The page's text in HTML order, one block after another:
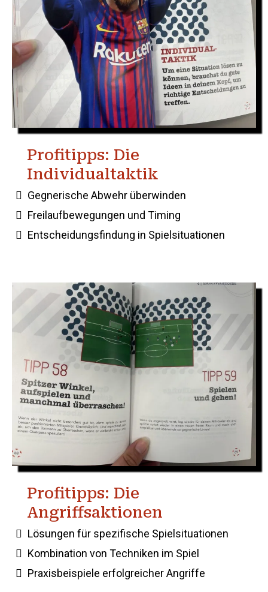
Profitipps: Die
Individualtaktik
Gegnerische Abwehr überwinden
Freilaufbewegungen und Timing
Entscheidungsfindung in Spielsituationen
Profitipps: Die
Angriffsaktionen
Lösungen für spezifische Spielsituationen
Kombination von Techniken im Spiel
Praxisbeispiele erfolgreicher Angriffe